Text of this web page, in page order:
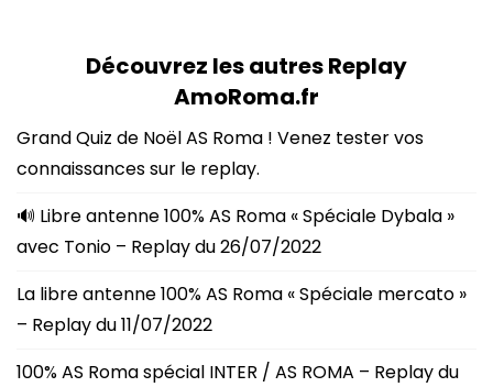
Découvrez les autres Replay
AmoRoma.fr
Grand Quiz de Noël AS Roma ! Venez tester vos
connaissances sur le replay.
🔊 Libre antenne 100% AS Roma « Spéciale Dybala »
avec Tonio – Replay du 26/07/2022
La libre antenne 100% AS Roma « Spéciale mercato »
– Replay du 11/07/2022
100% AS Roma spécial INTER / AS ROMA – Replay du